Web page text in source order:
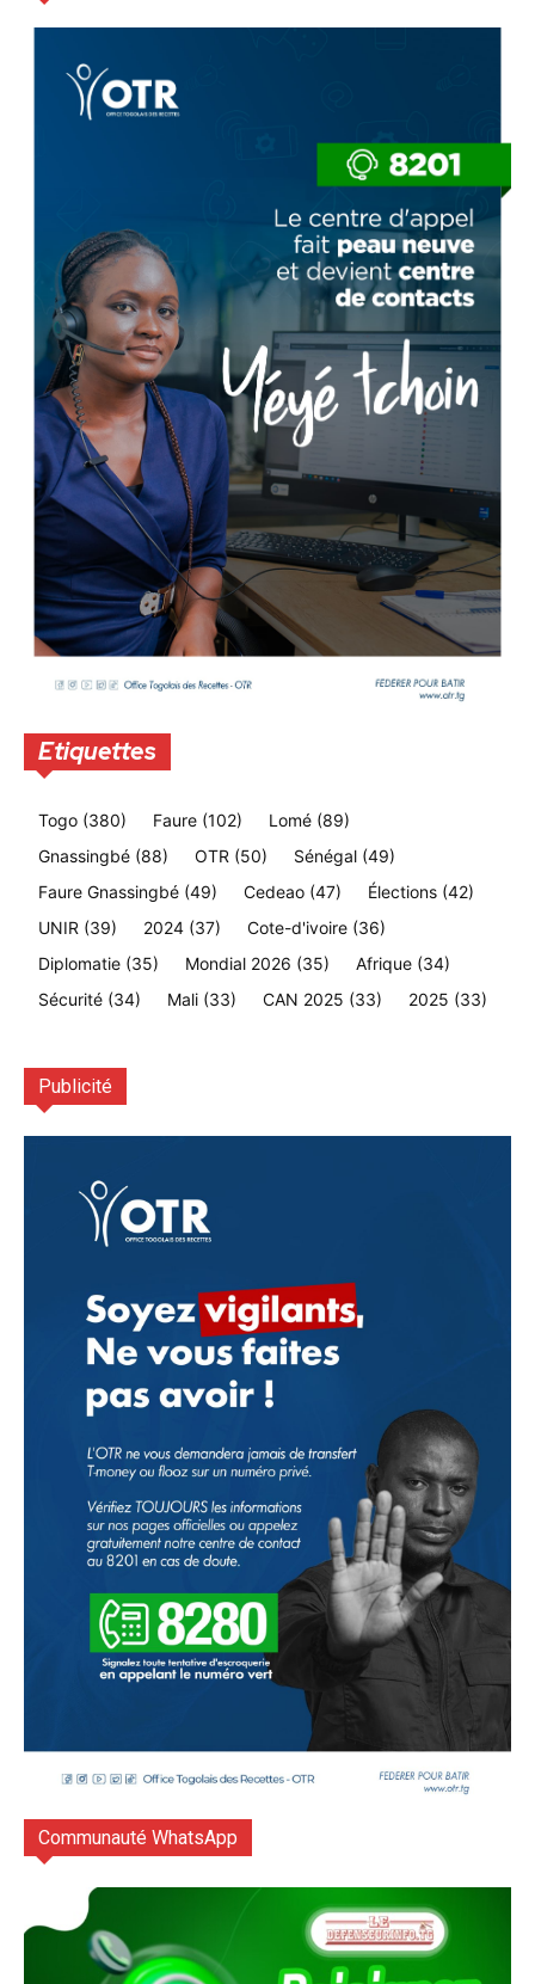
Etiquettes
Togo (380) Faure (102) Lomé (89)
Gnassingbé (88) OTR (50) Sénégal (49)
Faure Gnassingbé (49) Cedeao (47) Élections (42)
UNIR (39) 2024 (37) Cote-d'ivoire (36)
Diplomatie (35) Mondial 2026 (35) Afrique (34)
Sécurité (34) Mali (33) CAN 2025 (33) 2025 (33)
Publicité
Communauté WhatsApp